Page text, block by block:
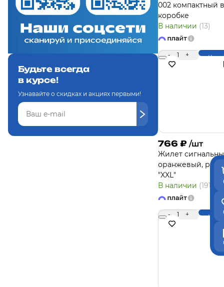
Будьте всегда
в курсе!
Узнавайте о скидках и акциях первыми!
002 компактный в
коробке
В наличии (13)
- 1 +
766 ₽ /шт
Жилет
оранжевый,
"XXL"
В наличии (191)
- 1 +